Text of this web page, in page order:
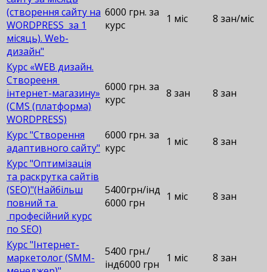
(створення сайту на
WORDPRESS за 1
місяць). Web-
дизайн"
6000 грн. за
курс
1 міс 8 зан/міс
Курс «WEB дизайн.
Створееня
інтернет-магазину»
(CMS (платформа)
WORDPRESS)
6000 грн. за
курс
8 зан 8 зан
Курс "Створення
адаптивного сайту"
6000 грн. за
курс
1 міс
8 зан
Курс "Оптимізація
та раскрутка сайтів
(SEO)"(Найбільш
повний та
професійний курс
по SEO)
5400грн/інд
6000 грн
1 міс 8 зан
Курс "Інтернет-
маркетолог (SMM-
5400 грн./
інд6000 грн
1 міс 8 зан